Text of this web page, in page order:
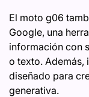
El moto g06
Google, una
información con
o texto. Además,
diseñado para
generativa.